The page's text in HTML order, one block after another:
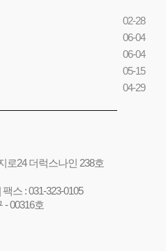
02-28
06-04
06-04
05-15
04-29
로24 더럭스나인 238호
스 : 031-323-0105
- 00316호